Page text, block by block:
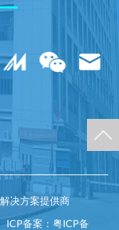
决方案提供商
ICP备案：粤ICP备